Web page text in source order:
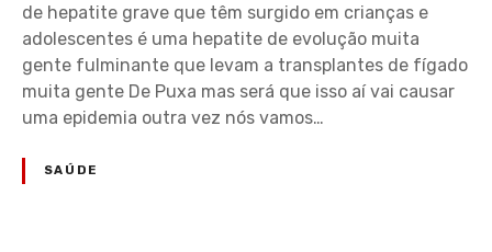
de hepatite grave que têm surgido em crianças e
adolescentes é uma hepatite de evolução muita
gente fulminante que levam a transplantes de fígado
muita gente De Puxa mas será que isso aí vai causar
uma epidemia outra vez nós vamos…
SAÚDE